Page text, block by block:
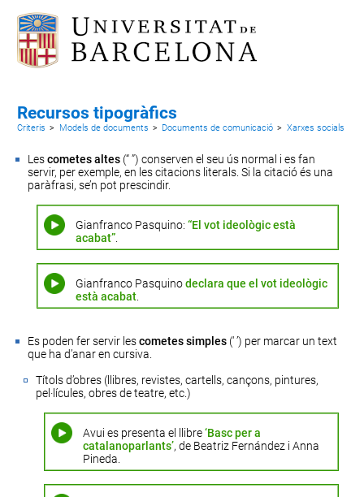
Recursos tipogràfics
Criteris > Models de documents > Documents de comunicació > Xarxes socials
Lescometes altes (“ ”) conserven el seu ús normal i es fan
servir, per exemple, en les citacions literals. Si la citació és una
paràfrasi, se’n pot prescindir.
Gianfranco Pasquino: “El vot ideològic està
acabat”.
Gianfranco Pasquinodeclara que el vot ideològic
està acabat.
Es poden fer servir lescometes simples (‘ ’) per marcar un text
que ha d’anar en cursiva.
Títols d’obres (llibres, revistes, cartells, cançons, pintures,
pel·lícules, obres de teatre, etc.)
Avui es presenta el llibre‘Basc per a
catalanoparlants’, de Beatriz Fernández i Anna
Pineda.